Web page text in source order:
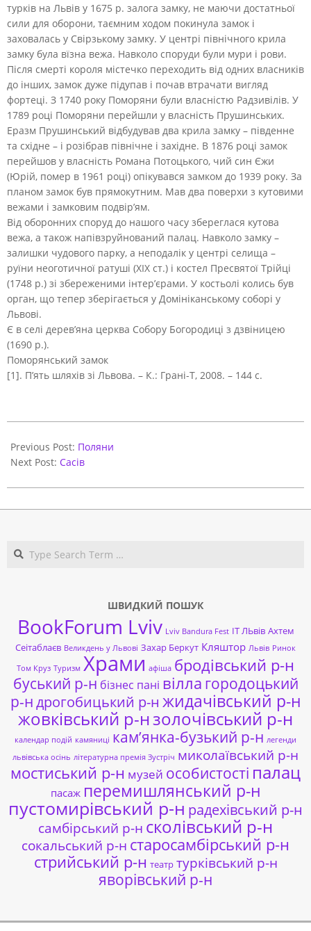
турків на Львів у 1675 р. залога замку, не маючи достатньої
сили для оборони, таємним ходом покинула замок і
заховалась у Свірзькому замку. У центрі північного крила
замку була вїзна вежа. Навколо споруди були мури і рови.
Після смерті короля містечко переходить від одних власників
до інших, замок дуже підупав і почав втрачати вигляд
фортеці. З 1740 року Поморяни були власністю Радзивілів. У
1789 році Поморяни перейшли у власність Прушинських.
Еразм Прушинський відбудував два крила замку – південне
та східне – і розібрав північне і західне. В 1876 році замок
перейшов у власність Романа Потоцького, чий син Єжи
(Юрій, помер в 1961 році) опікувався замком до 1939 року. За
планом замок був прямокутним. Мав два поверхи з кутовими
вежами і замковим подвір’ям.
Від оборонних споруд до нашого часу збереглася кутова
вежа, а також напівзруйнований палац. Навколо замку –
залишки чудового парку, а неподалік у центрі селища –
руїни неоготичної ратуші (ХІХ ст.) і костел Пресвятої Трiйцi
(1748 р.) зі збереженими інтер’єрами. У костьолі колись був
орган, що тепер зберігається у Домініканському соборі у
Львові.
Є в селі дерев’яна церква Собору Богородицi з дзвіницею
(1690 р.).
Поморянський замок
[1]. П’ять шляхів зі Львова. – К.: Грані-Т, 2008. – 144 с.
10-
16
Previous Post: Поляни
Next Post: Сасів
ШВИДКИЙ ПОШУК
BookForum Lviv Lviv Bandura Fest ІТ ЛЬвів Ахтем
Сеітаблаєв Великдень у Львові Захар Беркут Кляштор Львів Ринок
Том Круз Туризм Храми афіша бродівський р-н
буський р-н бізнес пані вілла городоцький
р-ндрогобицький р-н жидачівський р-н
жовківський р-нзолочівський р-н
календар подій камяниці кам’янка-бузький р-н легенди
львівська осінь літературна премія Зустріч миколаївський р-н
мостиський р-н музей особистості палац
пасаж перемишлянський р-н
пустомирівський р-н радехівський р-н
самбірський р-н сколівський р-н
сокальський р-н старосамбірський р-н
стрийський р-н театр турківський р-н
яворівський р-н